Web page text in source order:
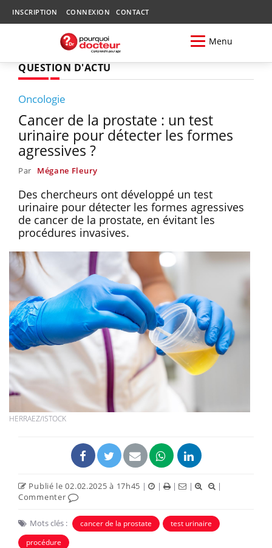
INSCRIPTION CONNEXION CONTACT
Menu
QUESTION D'ACTU
Oncologie
Cancer de la prostate : un test
urinaire pour détecter les formes
agressives ?
Par Mégane Fleury
Des chercheurs ont développé un test
urinaire pour détecter les formes agressives
de cancer de la prostate, en évitant les
procédures invasives.
HERRAEZ/ISTOCK
Publié le 02.02.2025 à 17h45 | | | |
|
Commenter
Mots clés : cancer de la prostate
test urinaire
procédure